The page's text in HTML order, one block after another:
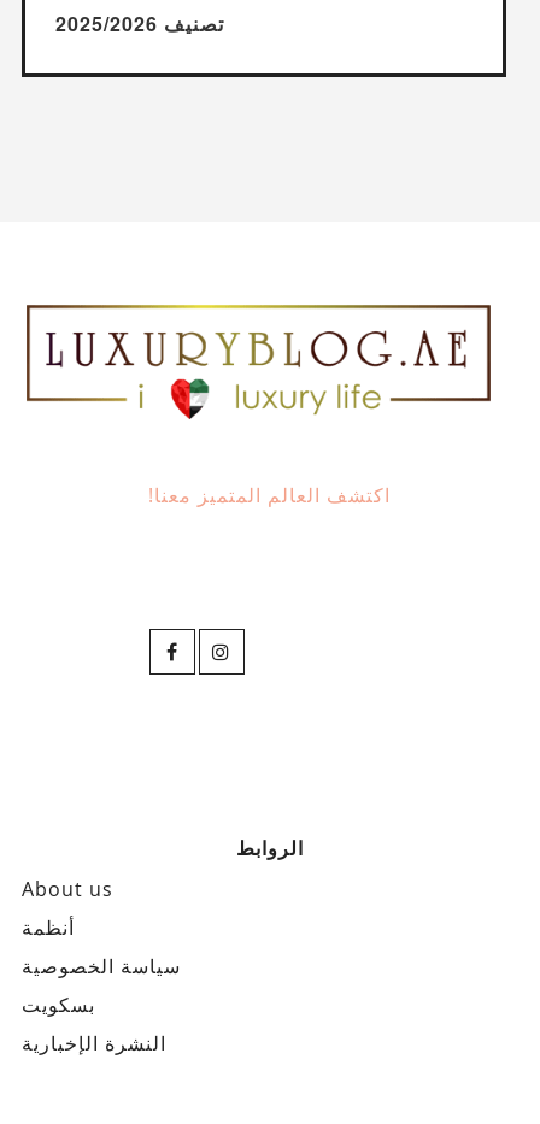
تصنيف 2025/2026
اكتشف العالم المتميز معنا!
الروابط
About us
أنظمة
سياسة الخصوصية
بسكويت
النشرة الإخبارية